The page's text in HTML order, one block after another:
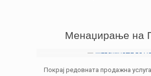
Менаџирање на
Покрај редовната продажна